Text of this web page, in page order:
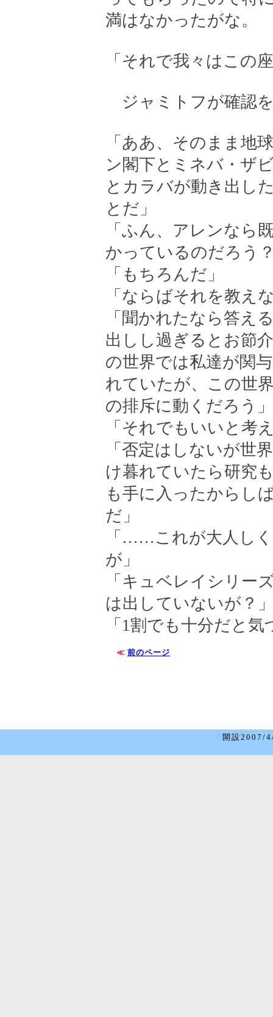
満はなかったがな。
「それで我々はこの
ジャミトフが確認
「ああ、そのまま地
ン閣下とミネバ・ザ
とカラバが動き出し
とだ」
「ふん、アレンなら
かっているのだろう
「もちろんだ」
「ならばそれを教え
「聞かれたなら答え
出しし過ぎるとお節
の世界では私達が関
れていたが、この世
の排斥に動くだろう」
「それでもいいと考
「否定はしないが世
け暮れていたら研究
も手に入ったからし
だ」
「……これが大人し
が」
「キュベレイシリー
は出していないが？
「1割でも十分だと気
≪ 前のページ
開設2007/